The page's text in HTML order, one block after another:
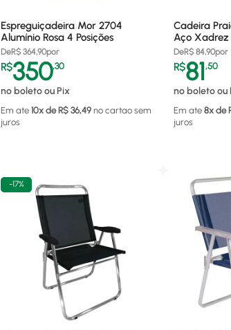
Espreguiçadeira Mor 2704
Alumínio Rosa 4 Posições
DeR$ 364,90por
R$350,30
no boleto ou Pix
Em ate 10x de R$ 36,49 no cartao sem
juros
Cadeira
Aço Xadrez
DeR$ 84,90por
R$81,50
no boleto ou
Em ate 8x de
juros
-17%